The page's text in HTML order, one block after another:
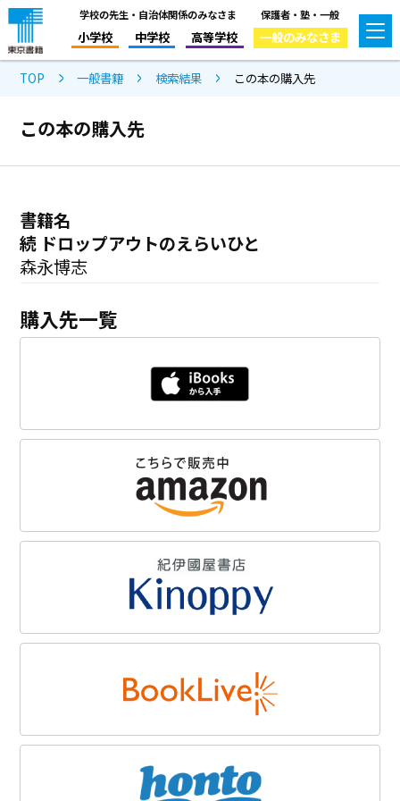
学校の先生・自治体関係のみなさま
小学校 中学校 高等学校
保護者・塾・一般
一般のみなさま
TOP 一般書籍 検索結果 この本の購入先
この本の購入先
書籍名
続 ドロップアウトのえらいひと
森永博志
購入先一覧